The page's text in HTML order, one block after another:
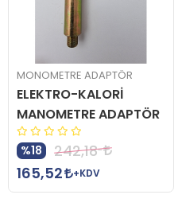
MONOMETRE ADAPTÖR
ELEKTRO-KALORİ
MANOMETRE ADAPTÖR
%18
242,18
165,52
+KDV